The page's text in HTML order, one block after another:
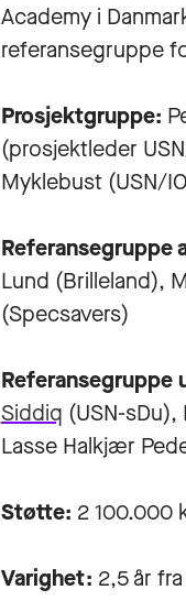
Academy i
referansegruppe
Prosjektgruppe:
(prosjektleder
Myklebust (USN/
Referansegruppe
Lund (Brilleland),
(Specsavers)
Referansegruppe
Siddiq (USN-sDu),
Lasse Halkjær
Støtte: 2 100.000
Varighet: 2,5 år